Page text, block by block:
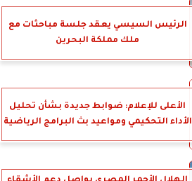
الرئيس السيسي يعقد جلسة مباحثات مع
ملك مملكة البحرين
الأعلى للإعلام: ضوابط جديدة بشأن تحليل
الأداء التحكيمي ومواعيد بث البرامج الرياضية